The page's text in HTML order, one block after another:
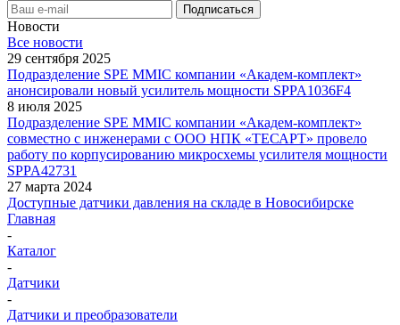
Новости
Все новости
29 сентября 2025
Подразделение SPE MMIC компании «Академ-комплект»
анонсировали новый усилитель мощности SPPA1036F4
8 июля 2025
Подразделение SPE MMIC компании «Академ-комплект»
совместно с инженерами с ООО НПК «ТЕСАРТ» провело
работу по корпусированию микросхемы усилителя мощности
SPPA42731
27 марта 2024
Доступные датчики давления на складе в Новосибирске
Главная
-
Каталог
-
Датчики
-
Датчики и преобразователи